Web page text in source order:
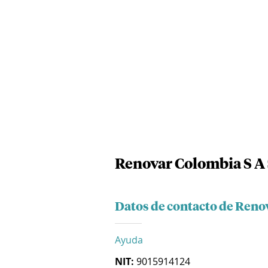
Renovar Colombia S A
Datos de contacto de
Ayuda
NIT: 9015914124